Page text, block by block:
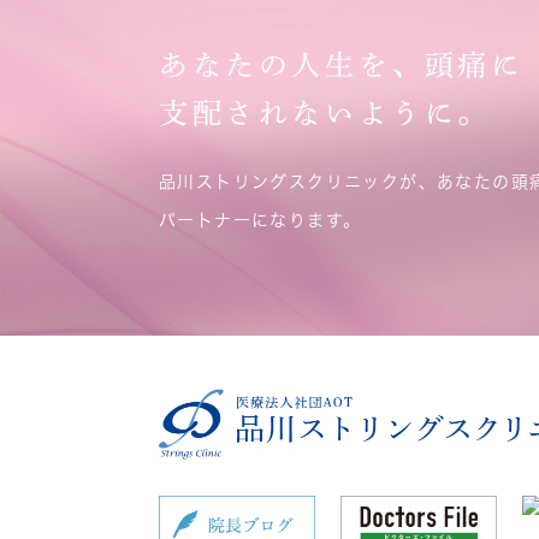
あなたの人生を、頭痛に
支配されないように。
品川ストリングスクリニックが、あなたの頭
パートナーになります。